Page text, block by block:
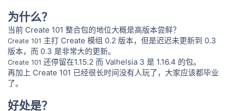
为什么？
当前 Create 101 整合包的地位大概是高版本尝鲜？
Create 101 主打 Create 模组 0.2 版本，但是迟迟未更新到 0.3
版本，而 0.3 是非常大的更新。
Create 101 还停留在1.15.2 而 Valhelsia 3 是 1.16.4 的包。
再加上 Create 101 已经很长时间没有人玩了，大家应该都毕业
了。
好处是？